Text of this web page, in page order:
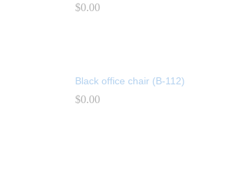
$0.00
$0.00
Black office chair (B-112)
$0.00
$0.00